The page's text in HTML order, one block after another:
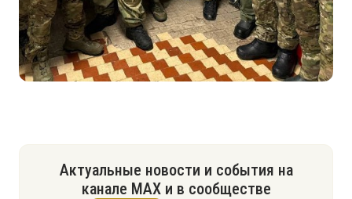
Актуальные новости и события на
канале МАХ и в сообществе